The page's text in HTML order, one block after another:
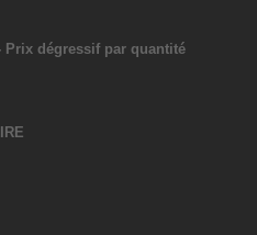
Prix dégressif par quantité